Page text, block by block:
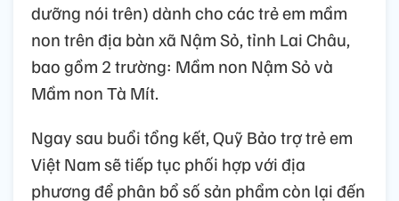
dưỡng nói trên) dành cho các trẻ em mầm
non trên địa bàn xã Nậm Sỏ, tỉnh Lai Châu,
bao gồm 2 trường: Mầm non Nậm Sỏ và
Mầm non Tà Mít.
Ngay sau buổi tổng kết, Quỹ Bảo trợ trẻ em
Việt Nam sẽ tiếp tục phối hợp với địa
phương để phân bổ số sản phẩm còn lại đến